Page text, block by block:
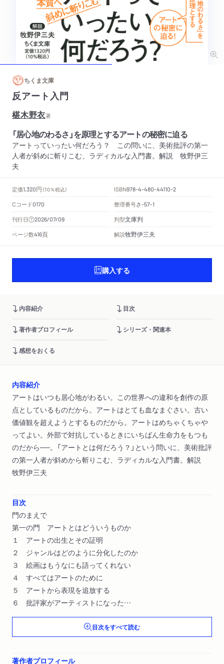
ちくま文庫
反アート入門
椹木野衣著
「居心地のわるさ」を原理とするアートの秘密に迫る
アートっていったい何だろう？ この問いに、美術批評の第一
人者が斜めに斬りこむ、ラディカルな入門書。解説 牧野伊三
夫
定価1,320円 （10％税込） ISBN978-4-480-44110-2
Cコード0170 整理番号さ-57-1
刊行日 2026/07/09 判型文庫判
ページ数416頁 解説牧野伊三夫
購入する
内容紹介 目次
著作者プロフィール シリーズ・関連本
感想をおくる
内容紹介
アートはいつも居心地がわるい。この世界への違和を創作の原
点としているものだから。アートはとても血なまぐさい。古い
価値観を超えようとするものだから。アートはめちゃくちゃや
ってよい。外部で対抗しているときにいちばん生命力をもつも
のだから──。「アートとは何だろう？」という問いに、美術批評
の第一人者が斜めから斬りこむ、ラディカルな入門書。解説
牧野伊三夫
目次
門のまえで
第一の門 アートとはどういうものか
１ アートの出生とその証明
２ ジャンルはどのように分化したのか
３ 絵画はもうなにも語ってくれない
４ すべてはアートのために
５ アートから表現を追放する
６ 批評家がアーティストになった
７ アートを滅びの渦中に
第二の門 アート・イン・アメリカ
目次をすべて読む
著作者プロフィール